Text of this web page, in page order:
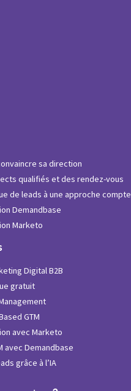
sa direction
qualifiés et des rendez-vous
de leads à une approche compte
Demandbase
Marketo
Digital B2B
gratuit
GTM
avec Marketo
avec Demandbase
grâce à l’IA